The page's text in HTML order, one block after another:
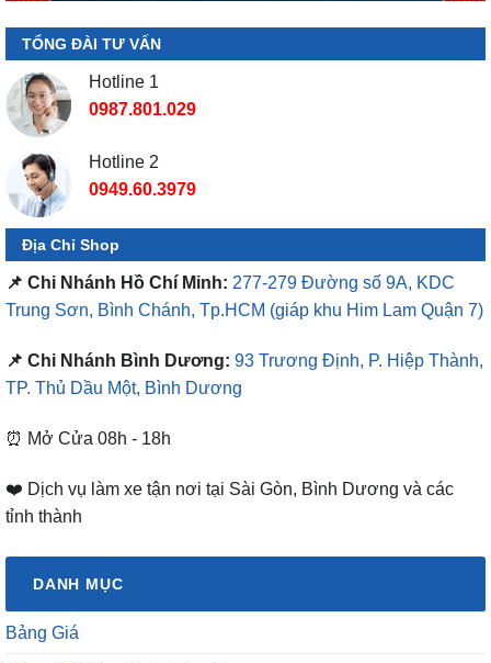
TỔNG ĐÀI TƯ VẤN
Hotline 1
0987.801.029
Hotline 2
0949.60.3979
Địa Chỉ Shop
📌 Chi Nhánh Hồ Chí Minh: 277-279 Đường số 9A, KDC
Trung Sơn, Bình Chánh, Tp.HCM (giáp khu Him Lam Quận 7)
📌 Chi Nhánh Bình Dương: 93 Trương Định, P. Hiệp Thành,
TP. Thủ Dầu Một, Bình Dương
⏰ Mở Cửa 08h - 18h
❤️ Dịch vụ làm xe tận nơi tại Sài Gòn, Bình Dương và các
tỉnh thành
DANH MỤC
Bảng Giá